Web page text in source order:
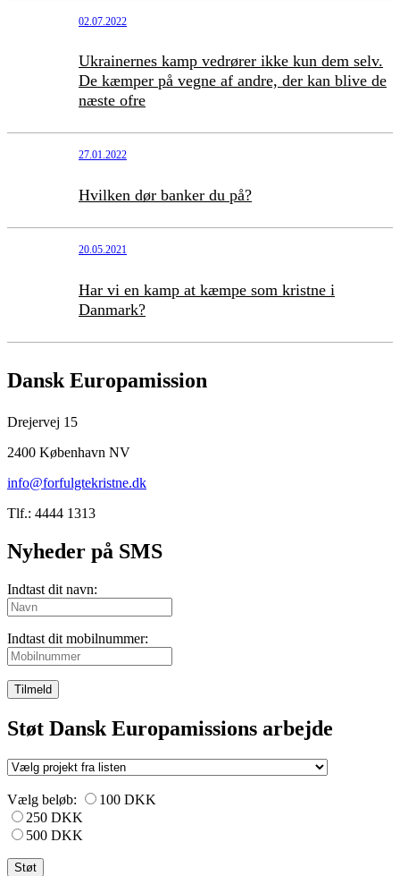
02.07.2022
Ukrainernes kamp vedrører ikke kun dem selv.
De kæmper på vegne af andre, der kan blive de
næste ofre
27.01.2022
Hvilken dør banker du på?
20.05.2021
Har vi en kamp at kæmpe som kristne i
Danmark?
Dansk Europamission
Drejervej 15
2400 København NV
info@forfulgtekristne.dk
Tlf.: 4444 1313
Nyheder på SMS
Indtast dit navn:
Indtast dit mobilnummer:
Tilmeld
Støt Dansk Europamissions arbejde
Vælg beløb:
100 DKK
250 DKK
500 DKK